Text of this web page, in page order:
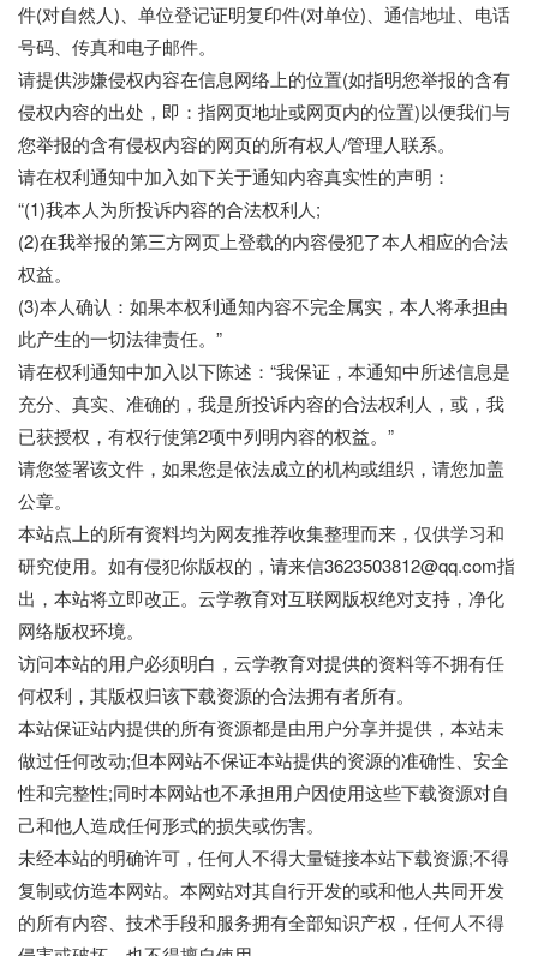
件(对自然人)、单位登记证明复印件(对单位)、通信地址、电话
号码、传真和电子邮件。
请提供涉嫌侵权内容在信息网络上的位置(如指明您举报的含有
侵权内容的出处，即：指网页地址或网页内的位置)以便我们与
您举报的含有侵权内容的网页的所有权人/管理人联系。
请在权利通知中加入如下关于通知内容真实性的声明：
“(1)我本人为所投诉内容的合法权利人;
(2)在我举报的第三方网页上登载的内容侵犯了本人相应的合法
权益。
(3)本人确认：如果本权利通知内容不完全属实，本人将承担由
此产生的一切法律责任。”
请在权利通知中加入以下陈述：“我保证，本通知中所述信息是
充分、真实、准确的，我是所投诉内容的合法权利人，或，我
已获授权，有权行使第2项中列明内容的权益。”
请您签署该文件，如果您是依法成立的机构或组织，请您加盖
公章。
本站点上的所有资料均为网友推荐收集整理而来，仅供学习和
研究使用。如有侵犯你版权的，请来信3623503812@qq.com指
出，本站将立即改正。云学教育对互联网版权绝对支持，净化
网络版权环境。
访问本站的用户必须明白，云学教育对提供的资料等不拥有任
何权利，其版权归该下载资源的合法拥有者所有。
本站保证站内提供的所有资源都是由用户分享并提供，本站未
做过任何改动;但本网站不保证本站提供的资源的准确性、安全
性和完整性;同时本网站也不承担用户因使用这些下载资源对自
己和他人造成任何形式的损失或伤害。
未经本站的明确许可，任何人不得大量链接本站下载资源;不得
复制或仿造本网站。本网站对其自行开发的或和他人共同开发
的所有内容、技术手段和服务拥有全部知识产权，任何人不得